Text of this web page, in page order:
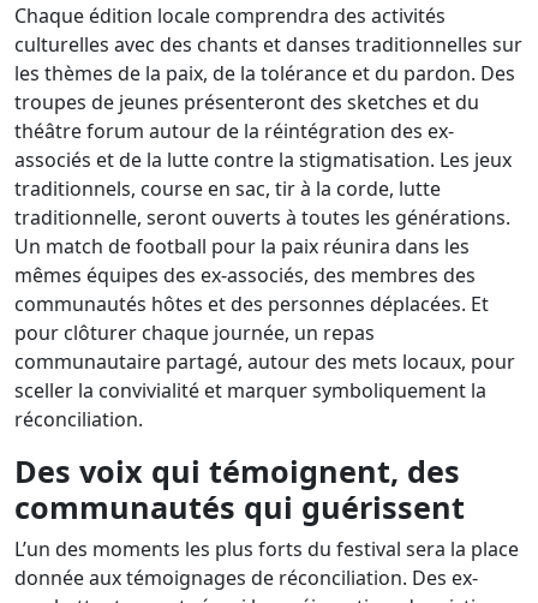
Chaque édition locale comprendra des activités
culturelles avec des chants et danses traditionnelles sur
les thèmes de la paix, de la tolérance et du pardon. Des
troupes de jeunes présenteront des sketches et du
théâtre forum autour de la réintégration des ex-
associés et de la lutte contre la stigmatisation. Les jeux
traditionnels, course en sac, tir à la corde, lutte
traditionnelle, seront ouverts à toutes les générations.
Un match de football pour la paix réunira dans les
mêmes équipes des ex-associés, des membres des
communautés hôtes et des personnes déplacées. Et
pour clôturer chaque journée, un repas
communautaire partagé, autour des mets locaux, pour
sceller la convivialité et marquer symboliquement la
réconciliation.
Des voix qui témoignent, des
communautés qui guérissent
L’un des moments les plus forts du festival sera la place
donnée aux témoignages de réconciliation. Des ex-